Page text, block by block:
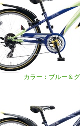
カラー：ブルー＆